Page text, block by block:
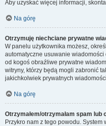
Aby uzyskać więcej informacji,
Na górę
Otrzymuję niechciane prywatne
W panelu użytkownika możesz,
automatyczne usuwanie
od kogoś obraźliwe prywatne
witryny, którzy będą mogli zabronić
jakichkolwiek prywatnych
Na górę
Otrzymałem/otrzymałam spam
Przykro nam z tego powodu. System